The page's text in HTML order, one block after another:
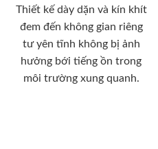
Thiết kế dày dặn và kín khít
đem đến không gian riêng
tư yên tĩnh không bị ảnh
hưởng bới tiếng ồn trong
môi trường xung quanh.